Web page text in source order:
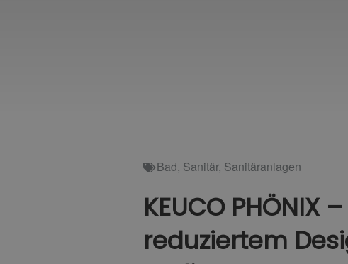
Bad, Sanitär, Sanitäranlagen
KEUCO
reduziertem